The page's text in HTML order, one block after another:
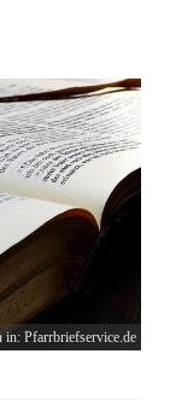
Pfarrbriefservice.de